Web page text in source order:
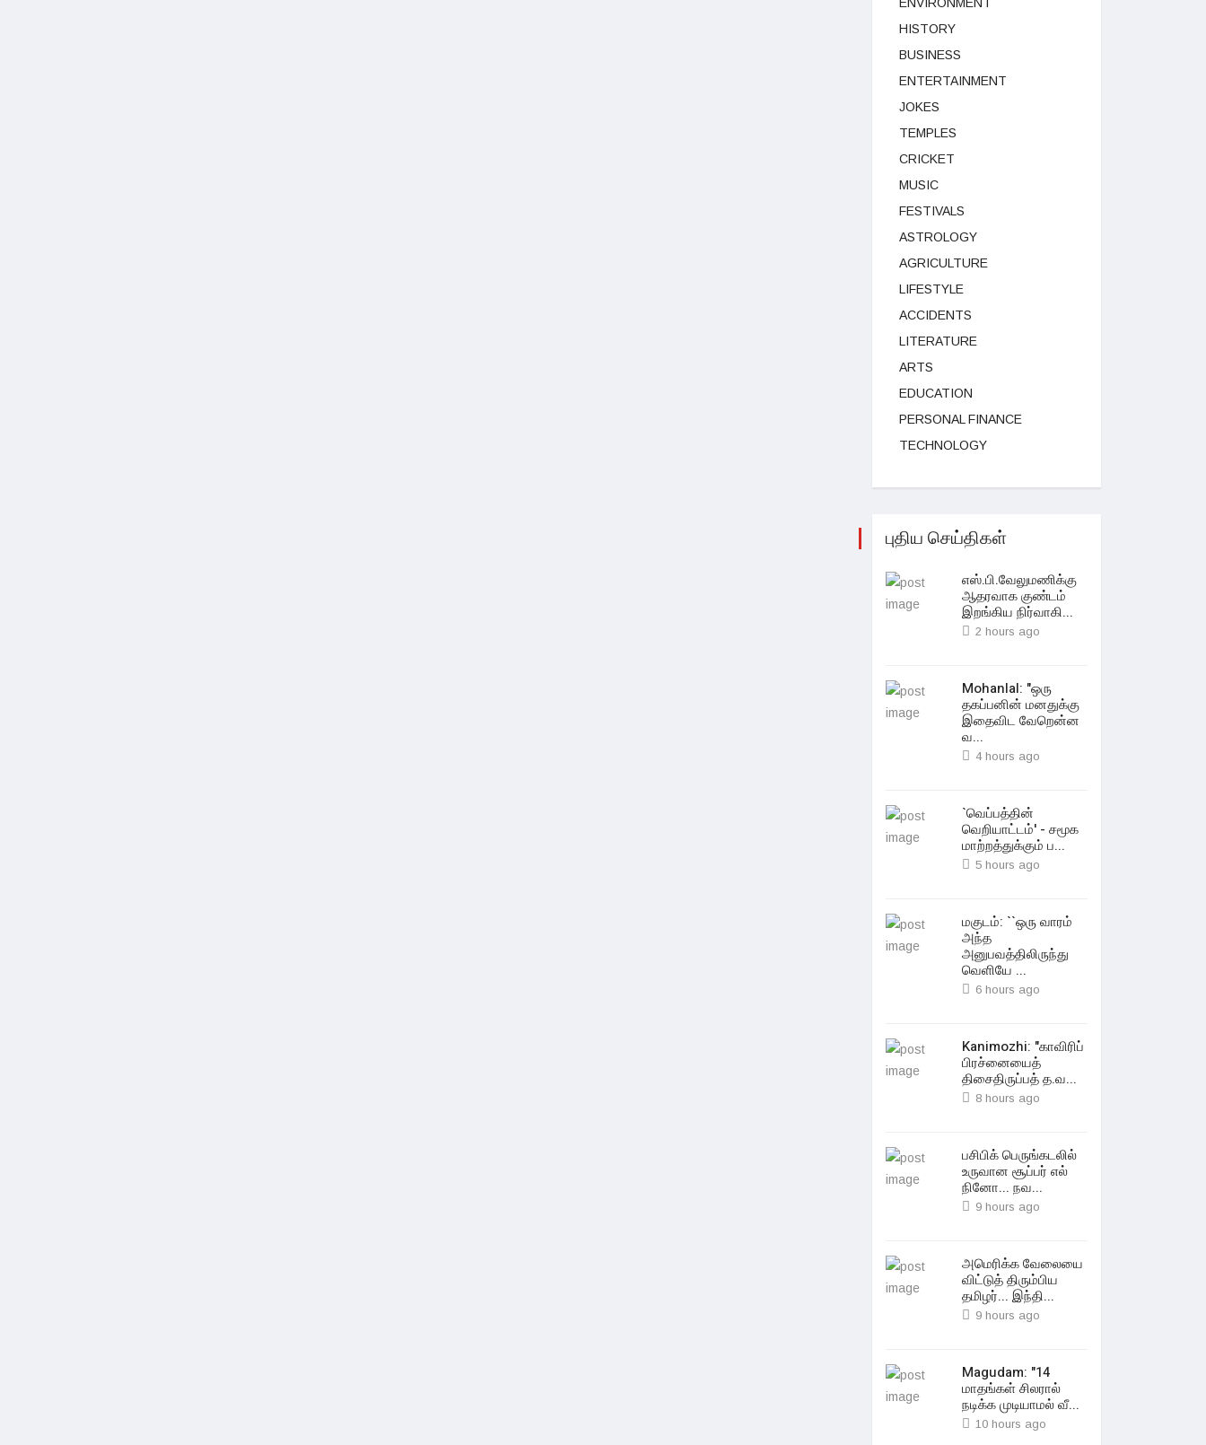
HISTORY
BUSINESS
ENTERTAINMENT
JOKES
TEMPLES
CRICKET
MUSIC
FESTIVALS
ASTROLOGY
AGRICULTURE
LIFESTYLE
ACCIDENTS
LITERATURE
ARTS
EDUCATION
PERSONAL FINANCE
TECHNOLOGY
புதிய செய்திகள்
எஸ்.பி.வேலுமணிக்கு
ஆதரவாக குண்டம்
இறங்கிய நிர்வாகி...
2 hours ago
Mohanlal: "ஒரு
தகப்பனின் மனதுக்கு
இதைவிட வேறென்ன
வ...
4 hours ago
`வெப்பத்தின்
வெறியாட்டம்' - சமூக
மாற்றத்துக்கும் ப...
5 hours ago
மகுடம்: ``ஒரு வாரம்
அந்த
அனுபவத்திலிருந்து
வெளியே ...
6 hours ago
Kanimozhi: "காவிரிப்
பிரச்னையைத்
திசைதிருப்பத் த.வ...
8 hours ago
பசிபிக் பெருங்கடலில்
உருவான சூப்பர் எல்
நினோ... நவ...
9 hours ago
அமெரிக்க வேலையை
விட்டுத் திரும்பிய
தமிழர்... இந்தி...
9 hours ago
Magudam: "14
மாதங்கள் சிலரால்
நடிக்க முடியாமல் வீ...
10 hours ago